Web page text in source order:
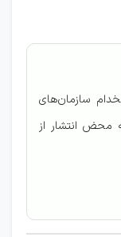
سازمان‌های
محض انتشار از